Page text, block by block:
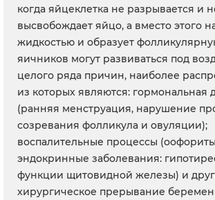
когда яйцеклетка не разрывается и
высвобождает яйцо, а вместо этого
жидкостью и образует
яичников могут развиваться под
целого ряда причин, наиболее
из которых являются: гормональная
(ранняя менструация, нарушение
созревания фолликула и овуляции);
воспалительные процессы
эндокринные заболевания:
функции щитовидной железы) и
хирургическое прерывание